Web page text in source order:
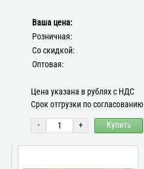
Ваша цена:
Розничная:
Со скидкой:
Оптовая:
Цена указана в рублях с НДС
Срок отгрузки по согласованию
- + Купить